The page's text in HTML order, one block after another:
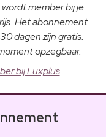
member bij je
Het abonnement
dagen zijn gratis.
opzegbaar.
bij Luxplus